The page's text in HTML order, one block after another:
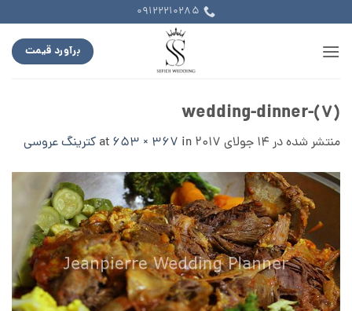
to
content
09122210285
برآورد قیمت
wedding-dinner-(7)
منتشر شده در 14 جولای 2017 653 × 367 in کترینگ عروسی